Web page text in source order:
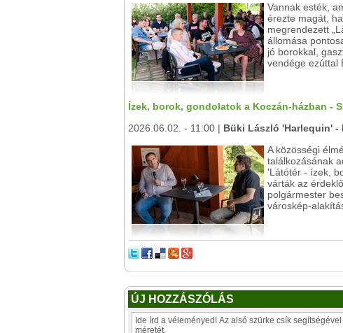
Vannak esték,
érezte magát,
megrendezett
állomása
jó borokkal,
vendége ezúttal
Ízek, borok, gondolatok a Koczán-házban -
2026.06.02. - 11:00 | Büki László 'Harlequin'
A közösségi
találkozásának
'Látótér - ízek,
várták az
polgármester
városkép-
ÚJ HOZZÁSZÓLÁS